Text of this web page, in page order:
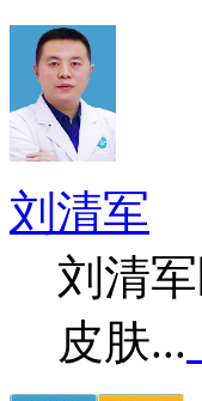
刘清军
刘清
皮肤...